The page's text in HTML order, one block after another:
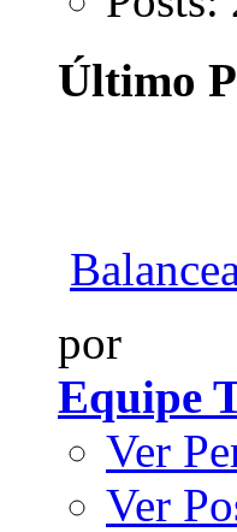
Último
por
Equipe
Ver
Ver